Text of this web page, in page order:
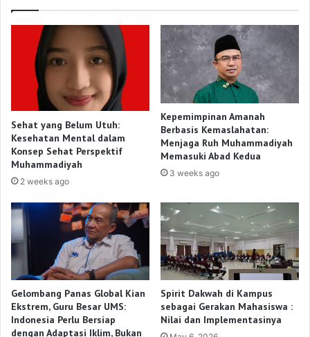
Sehat yang Belum Utuh:
Kesehatan Mental dalam
Konsep Sehat Perspektif
Muhammadiyah
2 weeks ago
Kepemimpinan Amanah
Berbasis Kemaslahatan:
Menjaga Ruh Muhammadiyah
Memasuki Abad Kedua
3 weeks ago
Gelombang Panas Global Kian
Ekstrem, Guru Besar UMS:
Indonesia Perlu Bersiap
dengan Adaptasi Iklim, Bukan
Spirit Dakwah di Kampus
sebagai Gerakan Mahasiswa :
Nilai dan Implementasinya